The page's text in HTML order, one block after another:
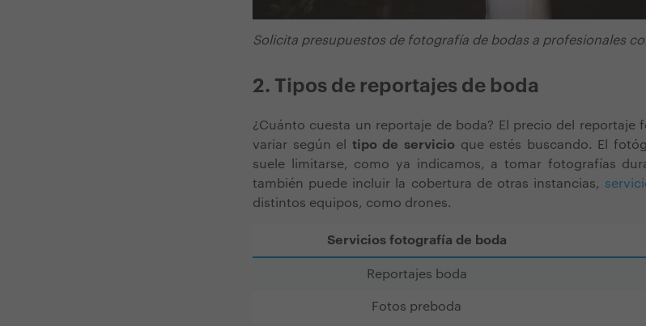
Solicita presupuestos de fotografía de bodas a profesionales
2. Tipos de reportajes de boda
¿Cuánto cuesta un reportaje de boda? El precio del reportaje
variar según el tipo de servicio que estés buscando. El
suele limitarse, como ya indicamos, a tomar fotografías
también puede incluir la cobertura de otras instancias,
distintos equipos, como drones.
Servicios fotografía de boda
Reportajes boda
Fotos preboda